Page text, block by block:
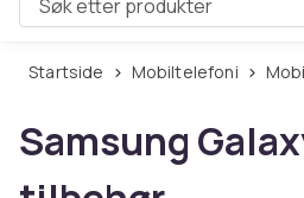
Søk etter produkter
Startside Mobiltelefoni
Samsung